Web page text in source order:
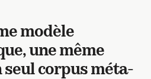
modèle
une même
seul corpus méta-